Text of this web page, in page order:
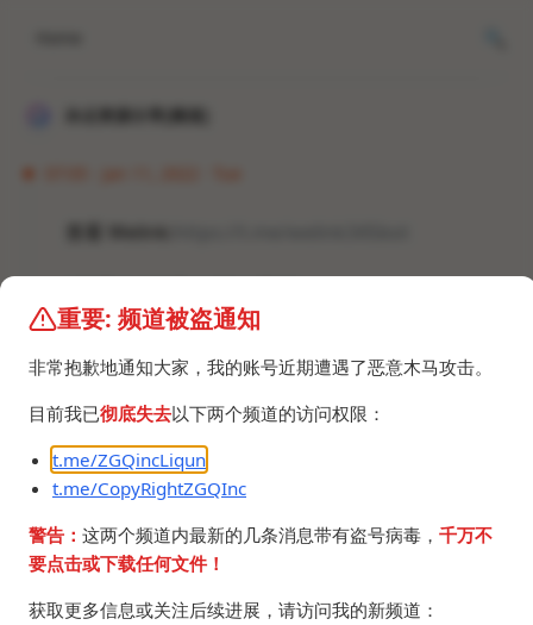
©2024 ZGQ Inc.All rights reserved
重要: 频道被盗通知
非常抱歉地通知大家，我的账号近期遭遇了恶意木马攻击。
目前我已彻底失去以下两个频道的访问权限：
t.me/ZGQincLiqun
t.me/CopyRightZGQInc
警告： 这两个频道内最新的几条消息带有盗号病毒， 千万不
要点击或下载任何文件！
获取更多信息或关注后续进展，请访问我的新频道：